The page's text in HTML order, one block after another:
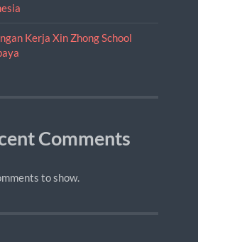
Kerja Xin Zhong School
Comments
to show.